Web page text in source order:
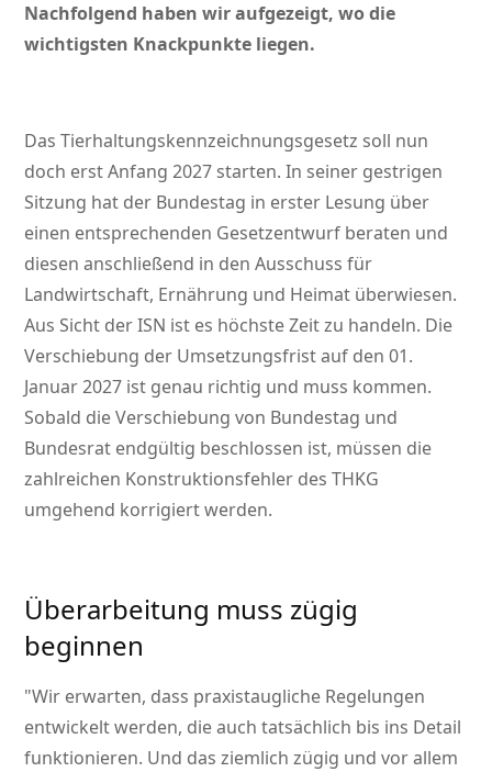
Nachfolgend haben wir aufgezeigt, wo die
wichtigsten Knackpunkte liegen.
Das Tierhaltungskennzeichnungsgesetz soll nun
doch erst Anfang 2027 starten. In seiner gestrigen
Sitzung hat der Bundestag in erster Lesung über
einen entsprechenden Gesetzentwurf beraten und
diesen anschließend in den Ausschuss für
Landwirtschaft, Ernährung und Heimat überwiesen.
Aus Sicht der ISN ist es höchste Zeit zu handeln. Die
Verschiebung der Umsetzungsfrist auf den 01.
Januar 2027 ist genau richtig und muss kommen.
Sobald die Verschiebung von Bundestag und
Bundesrat endgültig beschlossen ist, müssen die
zahlreichen Konstruktionsfehler des THKG
umgehend korrigiert werden.
Überarbeitung muss zügig
beginnen
Wir erwarten, dass praxistaugliche Regelungen
entwickelt werden, die auch tatsächlich bis ins Detail
funktionieren. Und das ziemlich zügig und vor allem